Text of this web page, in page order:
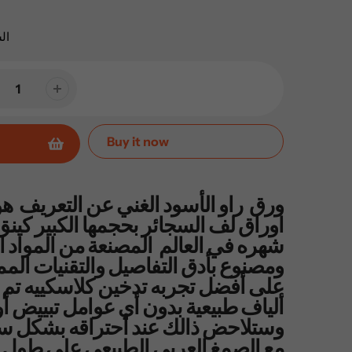
Buy it now
ورق راو الأسود الغني عن التعريف
اوراق لف السجائر بحجمها الكبير
شهره في العالم المصنعة من المواد
ومصنوع بأدق التفاصيل والتقنيات
على أفضل تجربه تدخين كلاسكييه
ألياف طبيعية بدون أي عوامل تبييض
وستلاحض ذالك عند أحتراقه